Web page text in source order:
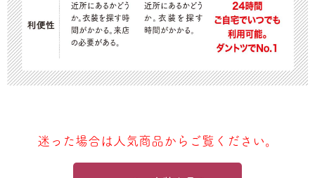
迷った場合は人気商品からご覧ください。